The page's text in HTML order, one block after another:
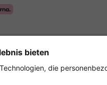
Sicher einkaufen mit